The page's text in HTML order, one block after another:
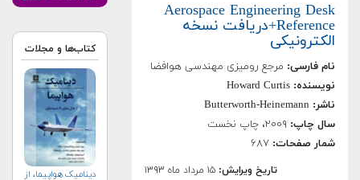
Aerospace Engineering Desk
Reference+دریافت نسخه‌
الکترونیکی
نام فارسی: مرجع رومیزی مهندسی هوافضا
نویسنده: Howard Curtis
ناشر: Butterworth-Heinemann
سال چاپ: ۲۰۰۹، چاپ نخست
شمار صفحات: ۶۸۷
تاریخ ویرایش: ۱۵ مرداد ماه ۱۳۹۳
کتاب‌ها و مجلات
دینامیک هواپیما، از